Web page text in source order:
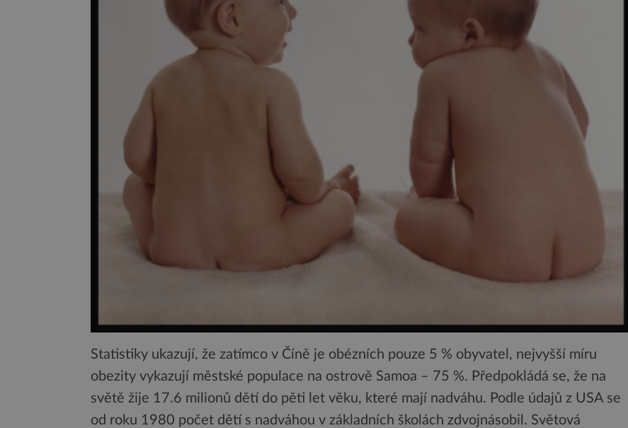
Statistiky ukazují, že zatímco v Číně je obézních pouze 5 % obyvatel, nejvyšší míru
obezity vykazují městské populace na ostrově Samoa – 75 %. Předpokládá se, že na
světě žije 17.6 milionů dětí do pěti let věku, které mají nadváhu. Podle údajů z USA se
od roku 1980 počet dětí s nadváhou v základních školách zdvojnásobil. Světová